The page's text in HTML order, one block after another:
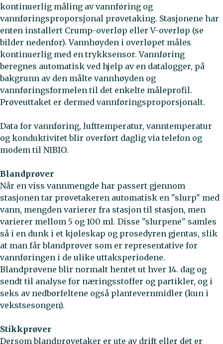
kontinuerlig måling av vannføring og
vannføringsproporsjonal prøvetaking. Stasjonene har
enten installert Crump-overløp eller V-overløp (se
bilder nedenfor). Vannhøyden i overløpet måles
kontinuerlig med en trykksensor. Vannføring
beregnes automatisk ved hjelp av en datalogger, på
bakgrunn av den målte vannhøyden og
vannføringsformelen til det enkelte måleprofil.
Prøveuttaket er dermed vannføringsproporsjonalt.
Data for vannføring, lufttemperatur, vanntemperatur
og konduktivitet blir overført daglig via telefon og
modem til NIBIO.
Blandprøver
Når en viss vannmengde har passert gjennom
stasjonen tar prøvetakeren automatisk en "slurp" med
vann, mengden varierer fra stasjon til stasjon, men
varierer mellom 5 og 100 ml. Disse "slurpene" samles
så i en dunk i et kjøleskap og prosedyren gjentas, slik
at man får blandprøver som er representative for
vannføringen i de ulike uttaksperiodene.
Blandprøvene blir normalt hentet ut hver 14. dag og
sendt til analyse for næringsstoffer og partikler, og i
seks av nedbørfeltene også plantevernmidler (kun i
vekstsesongen).
Stikkprøver
Dersom blandprøvetaker er ute av drift eller det er